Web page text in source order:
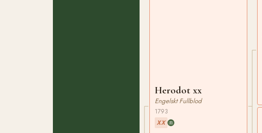
Herodot xx
Engelskt Fullblod
1793
XX